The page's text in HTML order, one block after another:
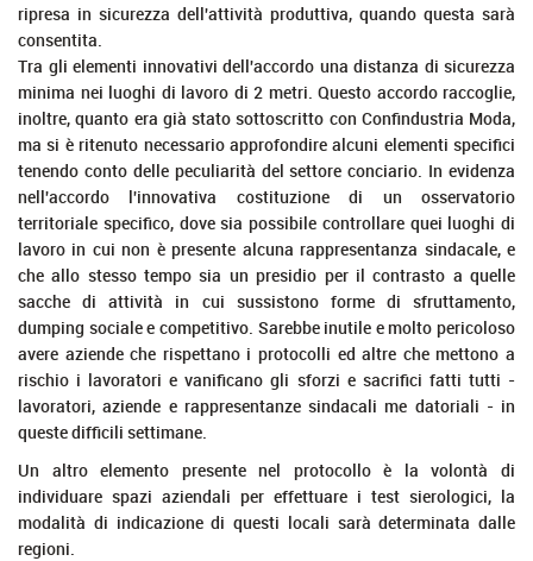
ripresa in sicurezza dell'attività produttiva, quando questa sarà
consentita.
Tra gli elementi innovativi dell'accordo una distanza di sicurezza
minima nei luoghi di lavoro di 2 metri. Questo accordo raccoglie,
inoltre, quanto era già stato sottoscritto con Confindustria Moda,
ma si è ritenuto necessario approfondire alcuni elementi specifici
tenendo conto delle peculiarità del settore conciario. In evidenza
nell'accordo l'innovativa costituzione di un osservatorio
territoriale specifico, dove sia possibile controllare quei luoghi di
lavoro in cui non è presente alcuna rappresentanza sindacale, e
che allo stesso tempo sia un presidio per il contrasto a quelle
sacche di attività in cui sussistono forme di sfruttamento,
dumping sociale e competitivo. Sarebbe inutile e molto pericoloso
avere aziende che rispettano i protocolli ed altre che mettono a
rischio i lavoratori e vanificano gli sforzi e sacrifici fatti tutti -
lavoratori, aziende e rappresentanze sindacali me datoriali - in
queste difficili settimane.
Un altro elemento presente nel protocollo è la volontà di
individuare spazi aziendali per effettuare i test sierologici, la
modalità di indicazione di questi locali sarà determinata dalle
regioni.